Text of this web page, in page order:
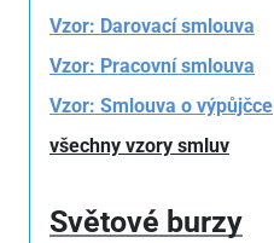
Vzor: Darovací smlouva
Vzor: Pracovní smlouva
Vzor: Smlouva o výpůjčce
všechny vzory smluv
Světové burzy